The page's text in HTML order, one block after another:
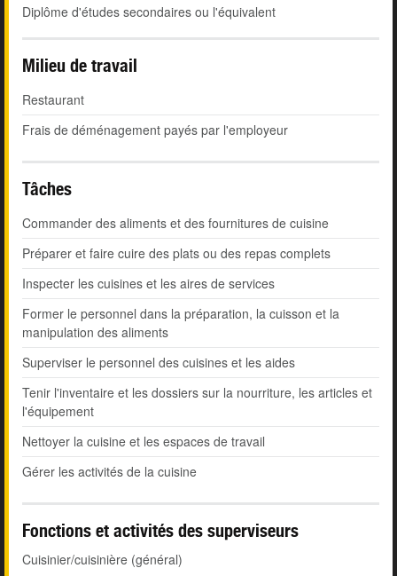
Diplôme d'études secondaires ou l'équivalent
Milieu de travail
Restaurant
Frais de déménagement payés par l'employeur
Tâches
Commander des aliments et des fournitures de cuisine
Préparer et faire cuire des plats ou des repas complets
Inspecter les cuisines et les aires de services
Former le personnel dans la préparation, la cuisson et la
manipulation des aliments
Superviser le personnel des cuisines et les aides
Tenir l'inventaire et les dossiers sur la nourriture, les articles et
l'équipement
Nettoyer la cuisine et les espaces de travail
Gérer les activités de la cuisine
Fonctions et activités des superviseurs
Cuisinier/cuisinière (général)